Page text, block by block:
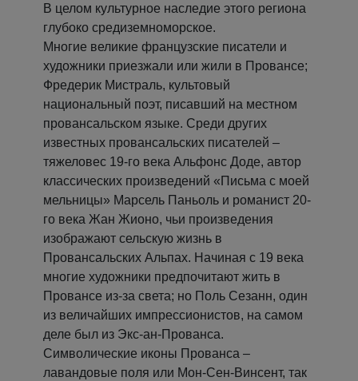
В целом культурное наследие этого региона
глубоко средиземноморское.
Многие великие французские писатели и
художники приезжали или жили в Провансе;
Фредерик Мистраль, культовый
национальный поэт, писавший на местном
провансальском языке. Среди других
известных провансальских писателей –
тяжеловес 19-го века Альфонс Доде, автор
классических произведений «Письма с моей
мельницы» Марсель Паньоль и романист 20-
го века Жан Жионо, чьи произведения
изображают сельскую жизнь в
Провансальских Альпах. Начиная с 19 века
многие художники предпочитают жить в
Провансе из-за света; но Поль Сезанн, один
из величайших импрессионистов, на самом
деле был из Экс-ан-Прованса.
Символические иконы Прованса –
лавандовые поля или Мон-Сен-Винсент, так